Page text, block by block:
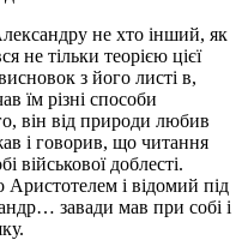
не хто інший, як
не тільки теорією цієї
з його листі в,
їм різні способи
він від природи любив
і говорив, що читання
військової доблесті.
і відомий під
завади мав при собі і